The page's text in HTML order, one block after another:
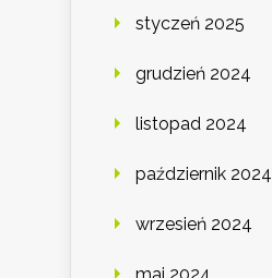
styczeń 2025
grudzień 2024
listopad 2024
październik 2024
wrzesień 2024
maj 2024